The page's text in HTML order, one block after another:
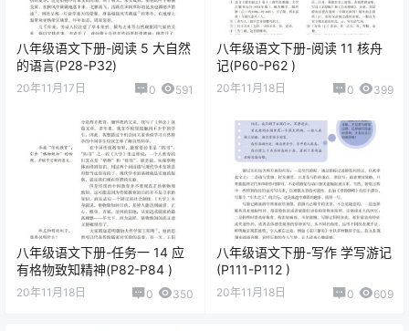
八年级语文下册-阅读 5 大自然
的语言(P28-P32)
20年11月17日 0 591
八年级语文下册-阅读 11 核舟
记(P60-P62 )
20年11月18日 0 399
八年级语文下册-任务一 14 应
有格物致知精神(P82-P84 )
20年11月18日 0 350
八年级语文下册-写作 学写游记
(P111-P112 )
20年11月18日 0 609